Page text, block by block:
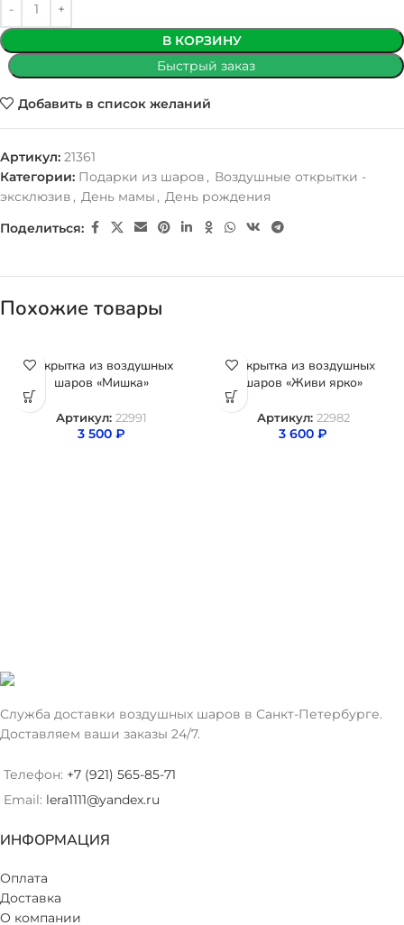
В КОРЗИНУ
Быстрый заказ
Добавить в список желаний
Артикул: 21361
Категории: Подарки из шаров , Воздушные открытки -
эксклюзив , День мамы , День рождения
Поделиться:
Похожие товары
Открытка из воздушных
шаров «Мишка»
Артикул: 22991
3 500 ₽
Открытка из воздушных
шаров «Живи ярко»
Артикул: 22982
3 600 ₽
Служба доставки воздушных шаров в Санкт-Петербурге.
Доставляем ваши заказы 24/7.
Телефон: +7 (921) 565-85-71
Email: lera1111@yandex.ru
ИНФОРМАЦИЯ
Оплата
Доставка
О компании